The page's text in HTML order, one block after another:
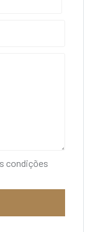
condições